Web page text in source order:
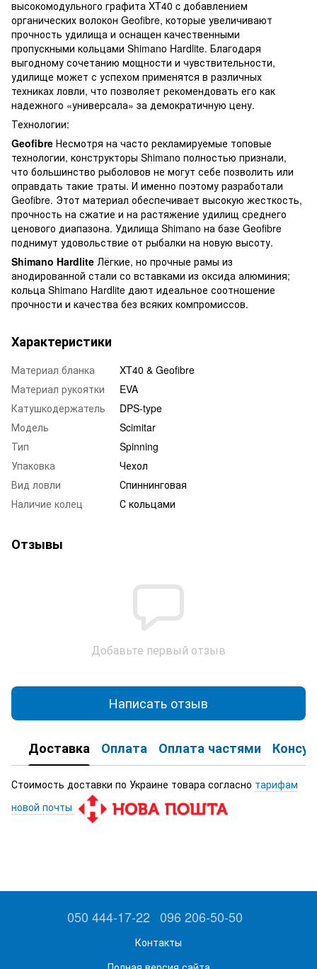
высокомодульного графита XT40 c добавлением
органических волокон Geofibre, которые увеличивают
прочность удилища и оснащен качественными
пропускными кольцами Shimano Hardlite. Благодаря
выгодному сочетанию мощности и чувствительности,
удилище может с успехом применятся в различных
техниках ловли, что позволяет рекомендовать его как
надежного «универсала» за демократичную цену.
Технологии:
Geofibre Несмотря на часто рекламируемые топовые
технологии, конструкторы Shimano полностью признали,
что большинство рыболовов не могут себе позволить или
оправдать такие траты. И именно поэтому разработали
Geofibre. Этот материал обеспечивает высокую жесткость,
прочность на сжатие и на растяжение удилищ среднего
ценового диапазона. Удилища Shimano на базе Geofibre
поднимут удовольствие от рыбалки на новую высоту.
Shimano Hardlite Лёгкие, но прочные рамы из
анодированной стали со вставками из оксида алюминия;
кольца Shimano Hardlite дают идеальное соотношение
прочности и качества без всяких компромиссов.
Характеристики
Материал бланка
XT40 & Geofibre
Материал рукоятки
EVA
Катушкодержатель
DPS-type
Модель
Scimitar
Тип
Spinning
Упаковка
Чехол
Вид ловли
Спиннинговая
Наличие колец
С кольцами
Отзывы
Добавьте первый отзыв
Написать отзыв
Доставка Оплата Оплата частями
Стоимость доставки по Украине товара согласно тарифам
новой почты
050 444-17-22 096 206-50-50
Контакты